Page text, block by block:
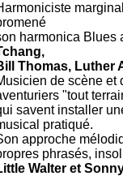
harmonica Blues
Thomas, Luther
de scène et
"tout
savent installer
pratiqué.
approche
phrasés,
Walter et